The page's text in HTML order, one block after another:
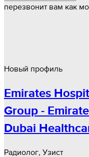
перезвонит вам как
Новый профиль
Emirates
Group -
Dubai
Радиолог, Узист